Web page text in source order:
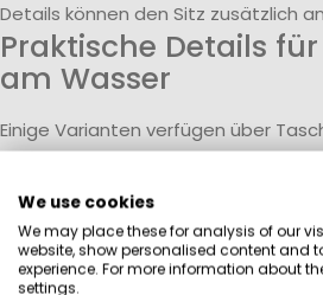
Details können den Sitz zusätzlich
Praktische Details
am Wasser
Einige Varianten verfügen über
und bei Aktivitäten im Wasser oder
Geeignet für Urlaub
Segel-Shorts und Badehosen
We use cookies
We may place these for analysis of our
website, show personalised content and
experience. For more information about
settings.